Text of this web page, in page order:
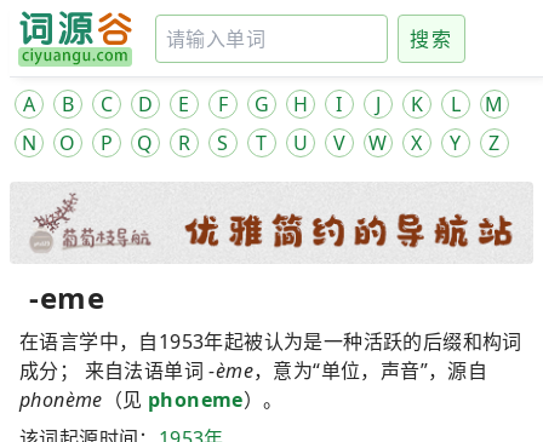
搜索
A B C D E F G H I J K L
M
N
O P Q R S T U V W X Y Z
-eme
在语言学中，自1953年起被认为是一种活跃的后缀和构词
成分； 来自法语单词-ème，意为“单位，声音”，源自
phonème （见 phoneme）。